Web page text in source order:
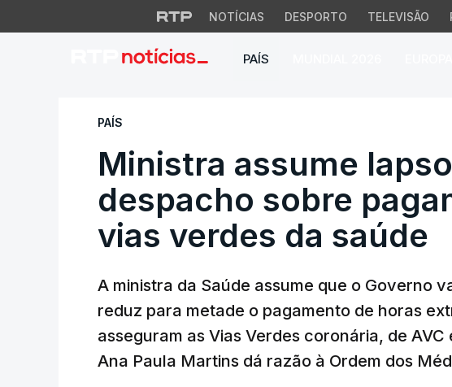
NOTÍCIAS DESPORTO TELEVISÃO
PAÍS
Ministra assume
PAÍS
Ministra assume
despacho sobre
vias verdes da saúde
A ministra da Saúde assume que o Governo
reduz para metade o pagamento de horas
asseguram as Vias Verdes coronária, de
Ana Paula Martins dá razão à Ordem dos